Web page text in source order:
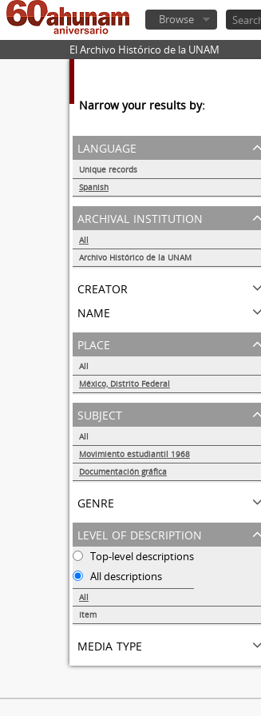
Browse
El Archivo Histórico de la UNAM
Narrow your results by:
language
Unique records
Spanish
archival institution
All
Archivo Histórico de la UNAM
creator
name
place
All
México, Distrito Federal
subject
All
Movimiento estudiantil 1968
Documentación gráfica
genre
level of description
Top-level descriptions
All descriptions
All
Item
media type